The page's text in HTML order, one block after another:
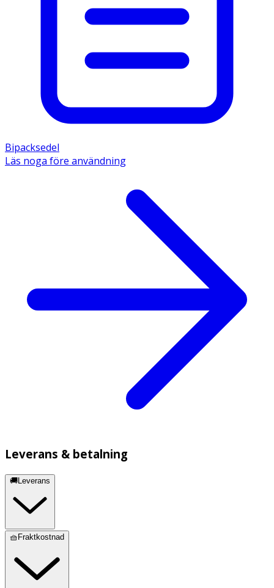
Bipacksedel
Läs noga före användning
Leverans & betalning
🚚Leverans
🧺Fraktkostnad